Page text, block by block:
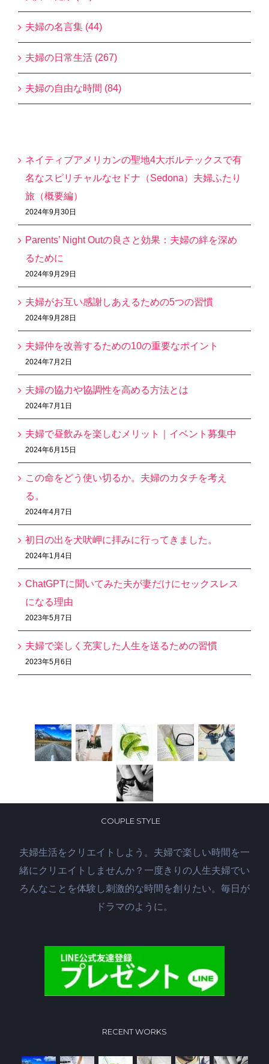
夫婦の名言集 (44)
夫婦の日常生活 (267)
夫婦の自由な時間 (84)
ネイティブアメリカンの聖地4大ボルテックスで有
名なスピリチャルなセドナ（Sedona）夫婦ふたり
旅（概要編）
2024年9月30日
Parents’ Night Outの良さと効果：夫婦の絆を深め
るために
2024年9月29日
夫婦がお互い感謝しあえるための5つの習慣
2024年9月28日
夫婦仲を改善するための10の重要なポイント
2024年7月2日
夫婦の協力や協調性を高める方法とは
2024年7月1日
夫婦で昼飲みを楽しむメリット｜イベント募集中
2024年6月15日
この命をどう使い切るか。夫婦のカタチを考え
る。
2024年4月7日
初日の出を犬吠岬に拝みに行ってきました。
2024年1月4日
ChatGPTに聞いてみた夫が妻だけにセックスレス
になる理由
2023年5月7日
夫婦で楽しく充実した人生を送るための習慣
2023年5月6日
COUPLE STYLE
夫婦生活をクリエイトしよう。夫婦で楽しい時間を一
緒にクリエイトしませんか？一度きりの人生夫婦でい
ろんなことを体験し刺激的な時間を創りたい。毎日が
ドラマのように。
RECENT WORKS